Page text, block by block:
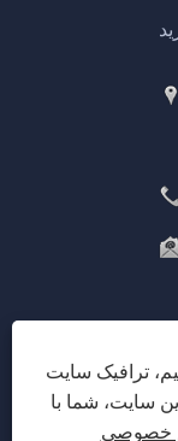
ترافیک سایت
سایت، شما با
خصوصی